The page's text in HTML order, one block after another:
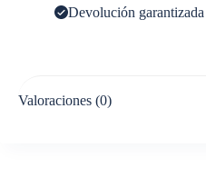
Devolución garantizada
Valoraciones (0)